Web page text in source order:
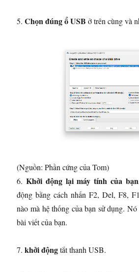
5.Chọn đúng ổ USB ở trên cùng và
(Nguồn: Phần cứng của Tom)
6.Khởi động lại máy tính của bạn
động bằng cách nhấn F2, Del, F8,
nào mà hệ thống của bạn sử dụng.
bài viết của bạn.
7.khởi độngtắt thanh USB.